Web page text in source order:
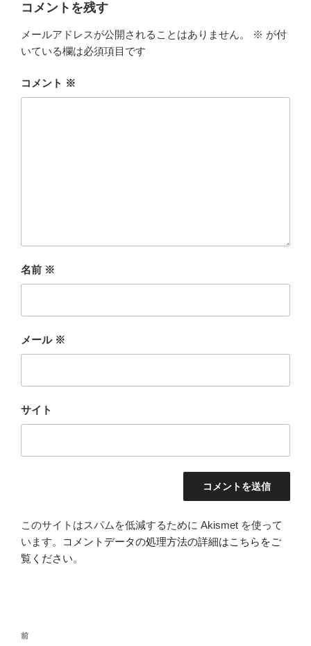
コメントを残す
メールアドレスが公開されることはありません。 ※ が付
いている欄は必須項目です
コメント ※
名前 ※
メール ※
サイト
このサイトはスパムを低減するために Akismet を使って
います。
コメントデータの処理方法の詳細はこちらをご
覧ください。
投
前
前